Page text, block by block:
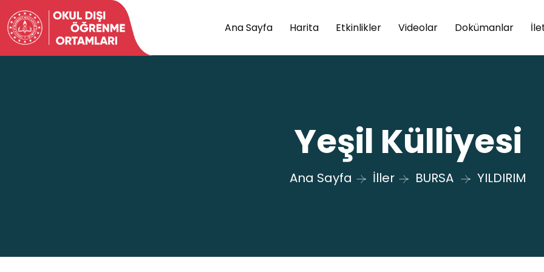
Ana Sayfa Harita Etkinlikler Videolar Dokümanlar
Yeşil Külliyesi
Ana Sayfa İller BURSA YILDIRIM